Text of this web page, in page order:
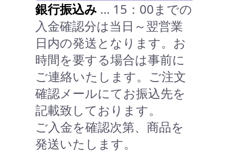
銀行振込み … 15：00までの
入金確認分は当日～翌営業
日内の発送となります。お
時間を要する場合は事前に
ご連絡いたします。ご注文
確認メールにてお振込先を
記載致しております。
ご入金を確認次第、商品を
発送いたします。